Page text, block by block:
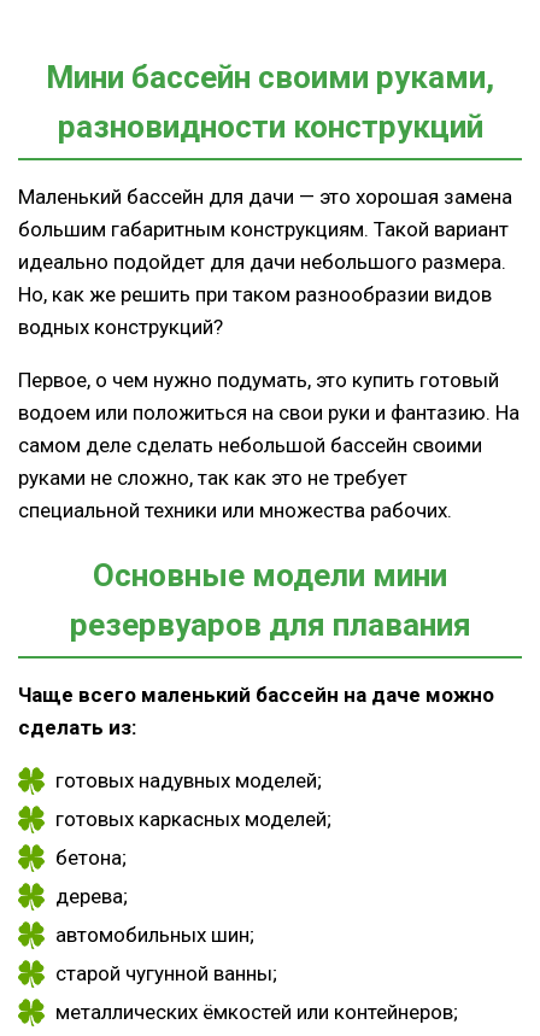
Мини бассейн своими руками,
разновидности конструкций
Маленький бассейн для дачи — это хорошая замена
большим габаритным конструкциям. Такой вариант
идеально подойдет для дачи небольшого размера.
Но, как же решить при таком разнообразии видов
водных конструкций?
Первое, о чем нужно подумать, это купить готовый
водоем или положиться на свои руки и фантазию. На
самом деле сделать небольшой бассейн своими
руками не сложно, так как это не требует
специальной техники или множества рабочих.
Основные модели мини
резервуаров для плавания
Чаще всего маленький бассейн на даче можно
сделать из:
готовых надувных моделей;
готовых каркасных моделей;
бетона;
дерева;
автомобильных шин;
старой чугунной ванны;
металлических ёмкостей или контейнеров;